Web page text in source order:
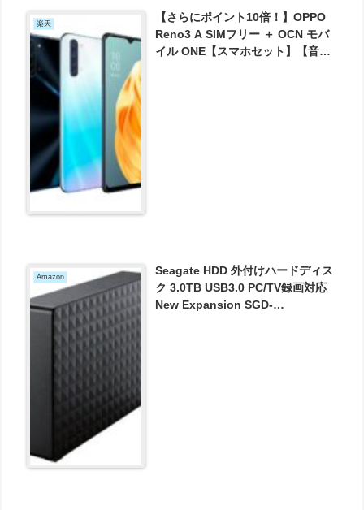
楽天
【さらにポイント10倍！】OPPO
Reno3 A SIMフリー ＋ OCN モバ
イル ONE【スマホセット】【音声
Amazon
Seagate HDD 外付けハードディス
ク 3.0TB USB3.0 PC/TV録画対応
New Expansion SGD-